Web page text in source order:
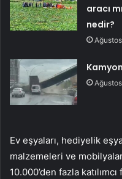
aracı
nedir?
Ev eşyaları, hediyelik
malzemeleri ve
10.000’den fazla